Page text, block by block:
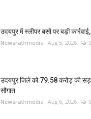
उदयपुर में स्लीपर बसों पर बड़ी
Newsrathmedia Aug 5, 2026 0
उदयपुर जिले को 79.58 करोड़ की
सौगात
Newsrathmedia Aug 6, 2026 0